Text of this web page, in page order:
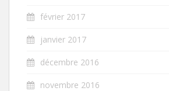
février 2017
janvier 2017
décembre 2016
novembre 2016